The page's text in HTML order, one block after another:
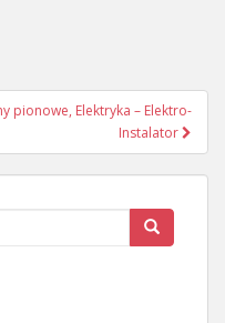
pionowe, Elektryka – Elektro-
Instalator